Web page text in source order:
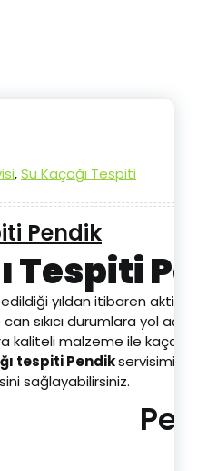
,Su Kaçağı Tespiti
Pendik
Tespiti
yıldan itibaren aktif
sıkıcı durumlara yol
kaliteli malzeme ile
tespiti Pendikservisimiz
sağlayabilirsiniz.